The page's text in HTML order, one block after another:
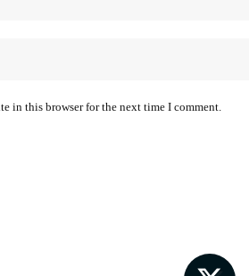
in this browser for the next time I comment.